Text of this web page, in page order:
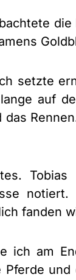
setzte
auf
fanden
ich am